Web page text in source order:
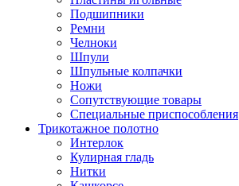
Подшипники
Ремни
Челноки
Шпули
Шпульные колпачки
Ножи
Сопутствующие товары
Специальные приспособления
Трикотажное полотно
Интерлок
Кулирная гладь
Нитки